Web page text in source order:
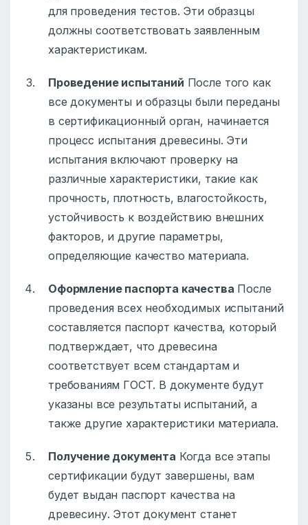
для проведения тестов. Эти образцы
должны соответствовать заявленным
характеристикам.
Проведение испытаний После того как
все документы и образцы были переданы
в сертификационный орган, начинается
процесс испытания древесины. Эти
испытания включают проверку на
различные характеристики, такие как
прочность, плотность, влагостойкость,
устойчивость к воздействию внешних
факторов, и другие параметры,
определяющие качество материала.
Оформление паспорта качества После
проведения всех необходимых испытаний
составляется паспорт качества, который
подтверждает, что древесина
соответствует всем стандартам и
требованиям ГОСТ. В документе будут
указаны все результаты испытаний, а
также другие характеристики материала.
Получение документа Когда все этапы
сертификации будут завершены, вам
будет выдан паспорт качества на
древесину. Этот документ станет